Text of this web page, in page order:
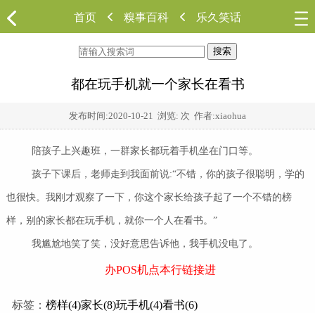
首页 糗事百科 乐久笑话
搜索
都在玩手机就一个家长在看书
发布时间:2020-10-21 浏览: 次 作者:xiaohua
陪孩子上兴趣班，一群家长都玩着手机坐在门口等。
孩子下课后，老师走到我面前说:“不错，你的孩子很聪明，学的
也很快。我刚才观察了一下，你这个家长给孩子起了一个不错的榜
样，别的家长都在玩手机，就你一个人在看书。”
我尴尬地笑了笑，没好意思告诉他，我手机没电了。
办POS机点本行链接进
标签： 榜样(4)家长(8)玩手机(4)看书(6)